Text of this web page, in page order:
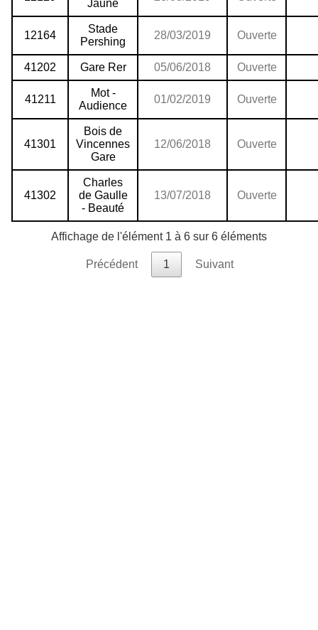
Jaune
12164
Stade
Pershing
28/03/2019 Ouverte
41202 Gare Rer 05/06/2018 Ouverte
41211
Mot -
Audience
01/02/2019 Ouverte
41301
Bois de
Vincennes
Gare
12/06/2018 Ouverte
41302
Charles
de Gaulle
- Beauté
13/07/2018 Ouverte
Affichage de l'élément 1 à 6 sur 6 éléments
Précédent 1 Suivant